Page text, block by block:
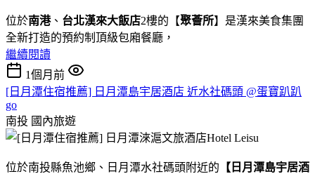
位於南港、 台北漢來大飯店2樓的【聚薈所】是漢來美食集團
全新打造的預約制頂級包廂餐廳，
繼續閱讀
1個月前
[日月潭住宿推薦] 日月潭島宇居酒店 近水社碼頭 @蛋寶趴趴
go
南投 國內旅遊
位於南投縣魚池鄉、日月潭水社碼頭附近的 【日月潭島宇居酒